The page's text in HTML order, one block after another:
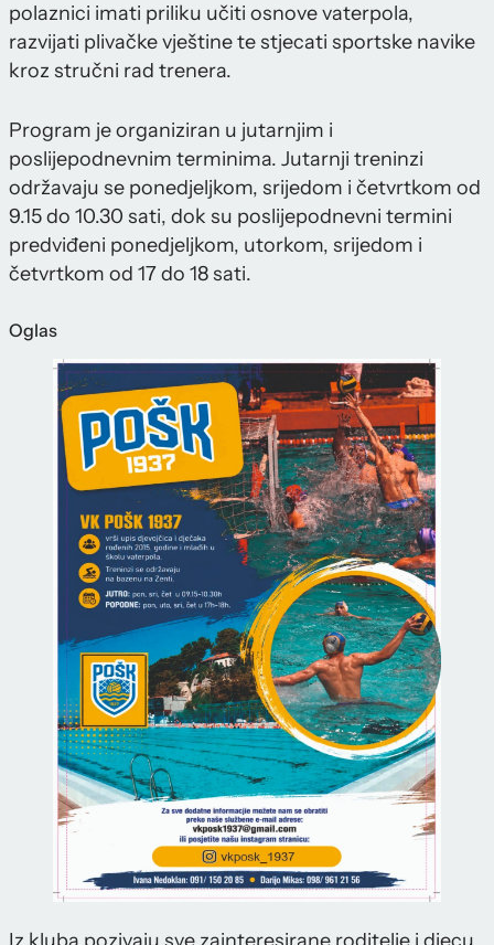
polaznici imati priliku učiti osnove vaterpola,
razvijati plivačke vještine te stjecati sportske navike
kroz stručni rad trenera.
Program je organiziran u jutarnjim i
poslijepodnevnim terminima. Jutarnji treninzi
održavaju se ponedjeljkom, srijedom i četvrtkom od
9.15 do 10.30 sati, dok su poslijepodnevni termini
predviđeni ponedjeljkom, utorkom, srijedom i
četvrtkom od 17 do 18 sati.
Oglas